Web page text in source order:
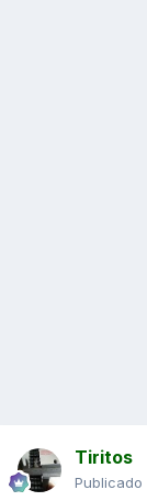
Tiritos
Publicado